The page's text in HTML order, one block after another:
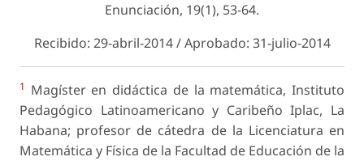
Enunciación, 19(1), 53-64.
Recibido: 29-abril-2014 / Aprobado: 31-julio-2014
1 Magíster en didáctica de la matemática, Instituto
Pedagógico Latinoamericano y Caribeño Iplac, La
Habana; profesor de cátedra de la Licenciatura en
Matemática y Física de la Facultad de Educación de la